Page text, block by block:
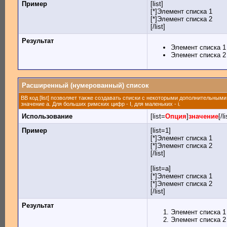
Пример
[list]
[*]Элемент списка 1
[*]Элемент списка 2
[/list]
Результат
Элемент списка 1
Элемент списка 2
Расширенный (нумерованный) список
BB код [list] позволяет также создавать списки с некоторыми
значение а. Для больших римских цифр - I, для маленьких - i.
Использование [list=Опция]значение[/
Пример
[list=1]
[*]Элемент списка 1
[*]Элемент списка 2
[/list]
[list=a]
[*]Элемент списка 1
[*]Элемент списка 2
[/list]
Результат
Элемент списка 1
Элемент списка 2